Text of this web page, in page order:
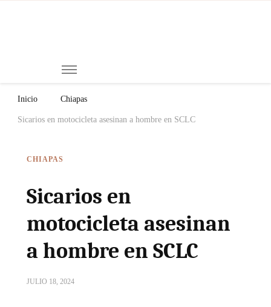
Inicio Chiapas
Sicarios en motocicleta asesinan a hombre en SCLC
CHIAPAS
Sicarios en
motocicleta asesinan
a hombre en SCLC
JULIO 18, 2024